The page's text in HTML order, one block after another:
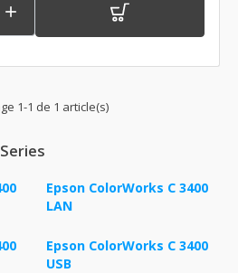

1-1 de 1 article(s)
Epson ColorWorks C 3400
LAN
Epson ColorWorks C 3400
USB